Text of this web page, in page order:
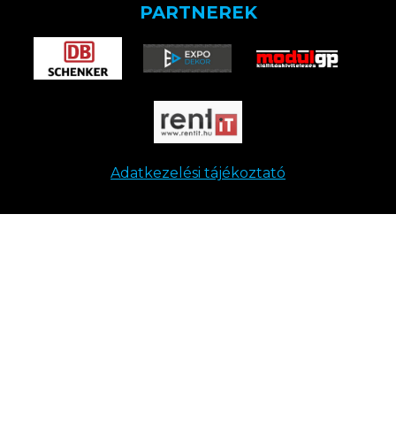
PARTNEREK
Adatkezelési tájékoztató